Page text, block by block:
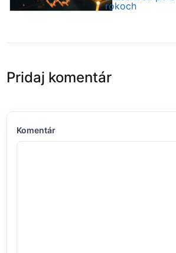
rokoch
Pridaj komentár
Komentár